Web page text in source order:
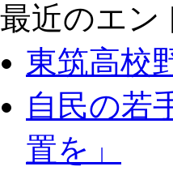
最近のエン
東筑高校
自民の若
置を」